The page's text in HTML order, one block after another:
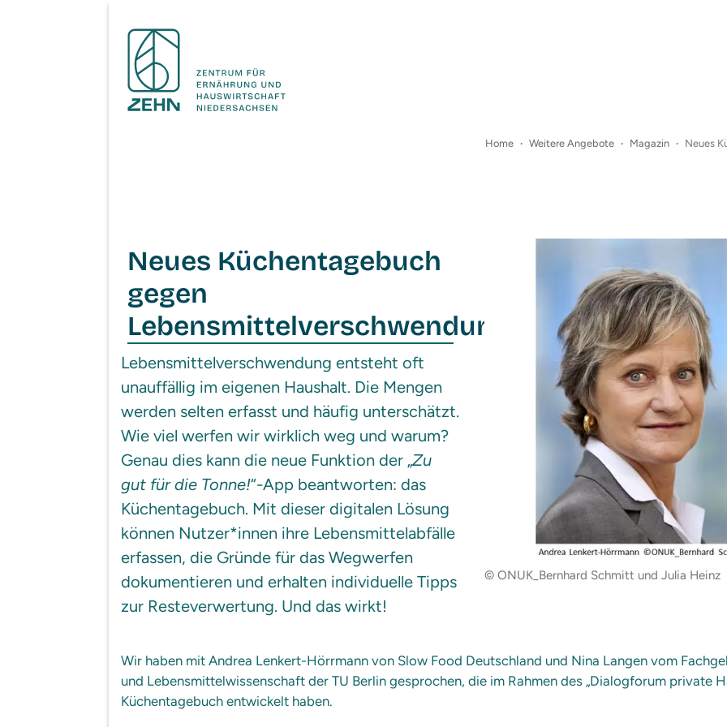
Home Weitere Angebote Magazin Neues
Neues Küchentagebuch
gegen
Lebensmittelverschwendung
Lebensmittelverschwendung entsteht oft
unauffällig im eigenen Haushalt. Die Mengen
werden selten erfasst und häufig unterschätzt.
Wie viel werfen wir wirklich weg und warum?
Genau dies kann die neue Funktion der „Zu
gut für die Tonne!“-App beantworten: das
Küchentagebuch. Mit dieser digitalen Lösung
können Nutzer*innen ihre Lebensmittelabfälle
erfassen, die Gründe für das Wegwerfen
dokumentieren und erhalten individuelle Tipps
zur Resteverwertung. Und das wirkt!
© ONUK_Bernhard Schmitt und Julia Heinz
Wir haben mit Andrea Lenkert-Hörrmann von Slow Food Deutschland und Nina Langen vom
und Lebensmittelwissenschaft der TU Berlin gesprochen, die im Rahmen des „Dialogforum private
Küchentagebuch entwickelt haben.